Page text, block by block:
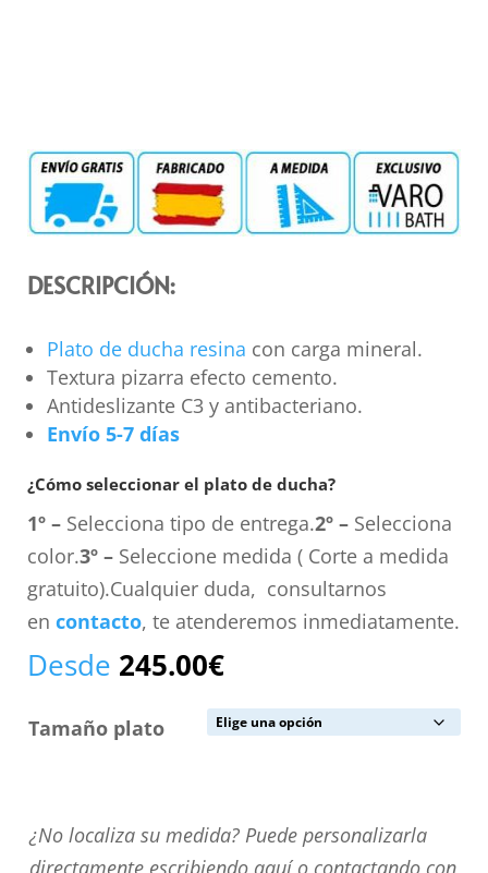
DESCRIPCIÓN:
Plato de ducha resina con carga mineral.
Textura pizarra efecto cemento.
Antideslizante C3 y antibacteriano.
Envío 5-7 días
¿Cómo seleccionar el plato de ducha?
1º –Selecciona tipo de entrega.2º –Selecciona
color.3º –Seleccione medida ( Corte a medida
gratuito).Cualquier duda, consultarnos
en contacto, te atenderemos inmediatamente.
Desde 245.00€
Tamaño plato
¿No
¿No localiza su medida? Puede personalizarla